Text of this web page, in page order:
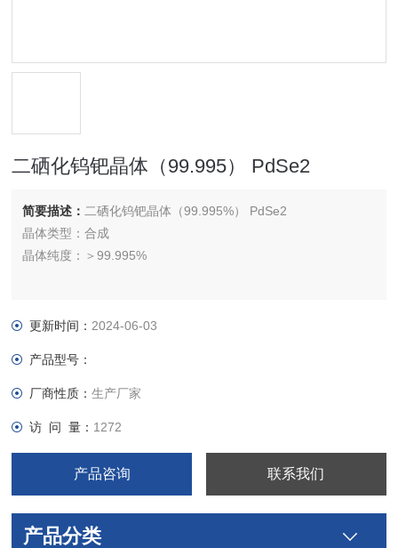
二硒化钨钯晶体（99.995） PdSe2
简要描述： 二硒化钨钯晶体（99.995%） PdSe2
晶体类型：合成
晶体纯度：＞99.995%
更新时间： 2024-06-03
产品型号：
厂商性质：生产厂家
访 问 量： 1272
产品咨询 联系我们
产品分类